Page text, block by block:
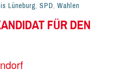
Lüneburg,SPD,Wahlen
FÜR DEN